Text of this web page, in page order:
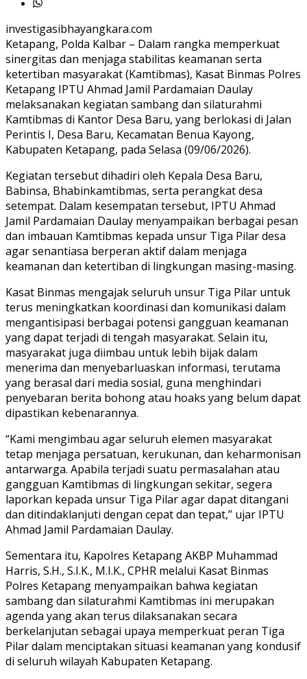
investigasibhayangkara.com
Ketapang, Polda Kalbar – Dalam rangka memperkuat
sinergitas dan menjaga stabilitas keamanan serta
ketertiban masyarakat (Kamtibmas), Kasat Binmas Polres
Ketapang IPTU Ahmad Jamil Pardamaian Daulay
melaksanakan kegiatan sambang dan silaturahmi
Kamtibmas di Kantor Desa Baru, yang berlokasi di Jalan
Perintis I, Desa Baru, Kecamatan Benua Kayong,
Kabupaten Ketapang, pada Selasa (09/06/2026).
Kegiatan tersebut dihadiri oleh Kepala Desa Baru,
Babinsa, Bhabinkamtibmas, serta perangkat desa
setempat. Dalam kesempatan tersebut, IPTU Ahmad
Jamil Pardamaian Daulay menyampaikan berbagai pesan
dan imbauan Kamtibmas kepada unsur Tiga Pilar desa
agar senantiasa berperan aktif dalam menjaga
keamanan dan ketertiban di lingkungan masing-masing.
Kasat Binmas mengajak seluruh unsur Tiga Pilar untuk
terus meningkatkan koordinasi dan komunikasi dalam
mengantisipasi berbagai potensi gangguan keamanan
yang dapat terjadi di tengah masyarakat. Selain itu,
masyarakat juga diimbau untuk lebih bijak dalam
menerima dan menyebarluaskan informasi, terutama
yang berasal dari media sosial, guna menghindari
penyebaran berita bohong atau hoaks yang belum dapat
dipastikan kebenarannya.
“Kami mengimbau agar seluruh elemen masyarakat
tetap menjaga persatuan, kerukunan, dan keharmonisan
antarwarga. Apabila terjadi suatu permasalahan atau
gangguan Kamtibmas di lingkungan sekitar, segera
laporkan kepada unsur Tiga Pilar agar dapat ditangani
dan ditindaklanjuti dengan cepat dan tepat,” ujar IPTU
Ahmad Jamil Pardamaian Daulay.
Sementara itu, Kapolres Ketapang AKBP Muhammad
Harris, S.H., S.I.K., M.I.K., CPHR melalui Kasat Binmas
Polres Ketapang menyampaikan bahwa kegiatan
sambang dan silaturahmi Kamtibmas ini merupakan
agenda yang akan terus dilaksanakan secara
berkelanjutan sebagai upaya memperkuat peran Tiga
Pilar dalam menciptakan situasi keamanan yang kondusif
di seluruh wilayah Kabupaten Ketapang.